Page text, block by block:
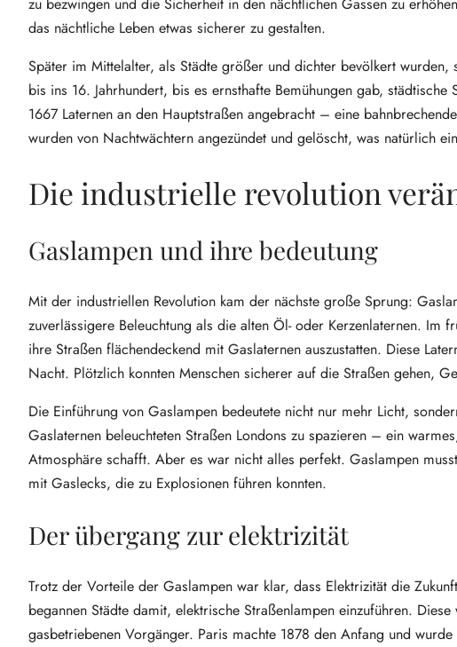
zu bezwingen und die Sicherheit in den nächtlichen Gassen zu
das nächtliche Leben etwas sicherer zu gestalten.
Später im Mittelalter, als Städte größer und dichter bevölkert
bis ins 16. Jahrhundert, bis es ernsthafte Bemühungen gab,
1667 Laternen an den Hauptstraßen angebracht – eine
wurden von Nachtwächtern angezündet und gelöscht, was natürlich
Die industrielle revolution
Gaslampen und ihre bedeutung
Mit der industriellen Revolution kam der nächste große Sprung:
zuverlässigere Beleuchtung als die alten Öl- oder Kerzenlaternen. Im
ihre Straßen flächendeckend mit Gaslaternen auszustatten. Diese
Nacht. Plötzlich konnten Menschen sicherer auf die Straßen gehen,
Die Einführung von Gaslampen bedeutete nicht nur mehr Licht,
Gaslaternen beleuchteten Straßen Londons zu spazieren – ein
Atmosphäre schafft. Aber es war nicht alles perfekt. Gaslampen
mit Gaslecks, die zu Explosionen führen konnten.
Der übergang zur elektrizität
Trotz der Vorteile der Gaslampen war klar, dass Elektrizität die
begannen Städte damit, elektrische Straßenlampen einzuführen.
gasbetriebenen Vorgänger. Paris machte 1878 den Anfang und